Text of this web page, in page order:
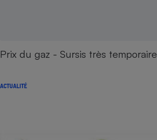
Prix du gaz - Sursis très temporaire
ACTUALITÉ